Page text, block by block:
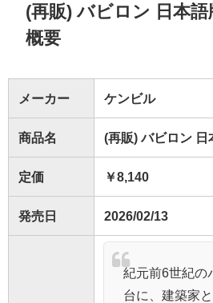
(再販) バビロン 日本
概要
メーカー ケンビル
商品名 (再販) バビロン
定価 ￥8,140
発売日 2026/02/13
紀元前6世紀の
台に、建築家